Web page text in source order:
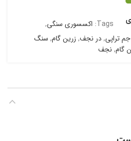
Tags: اکسسوری سنگی,
جم تراپی,در نجف, زرین گام, سنگ
گام, نجف